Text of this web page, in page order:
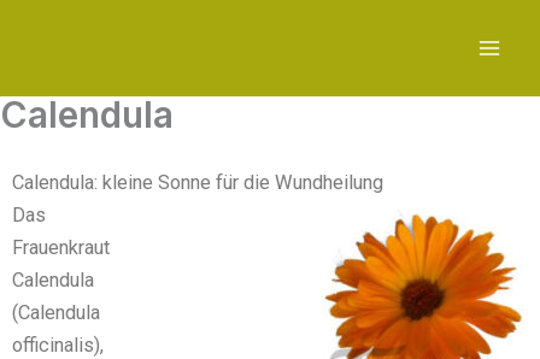
Calendula
Calendula: kleine Sonne für die Wundheilung
Das
Frauenkraut
Calendula
(Calendula
officinalis),